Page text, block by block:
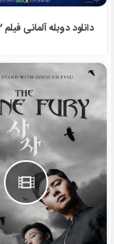
دانلود دوبله آلمانی فیلم Nope 2022